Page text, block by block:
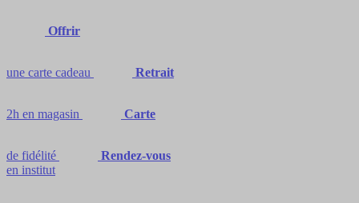
Offrir
une carte cadeau Retrait
2h en magasin Carte
de fidélité
Rendez-vous
en institut